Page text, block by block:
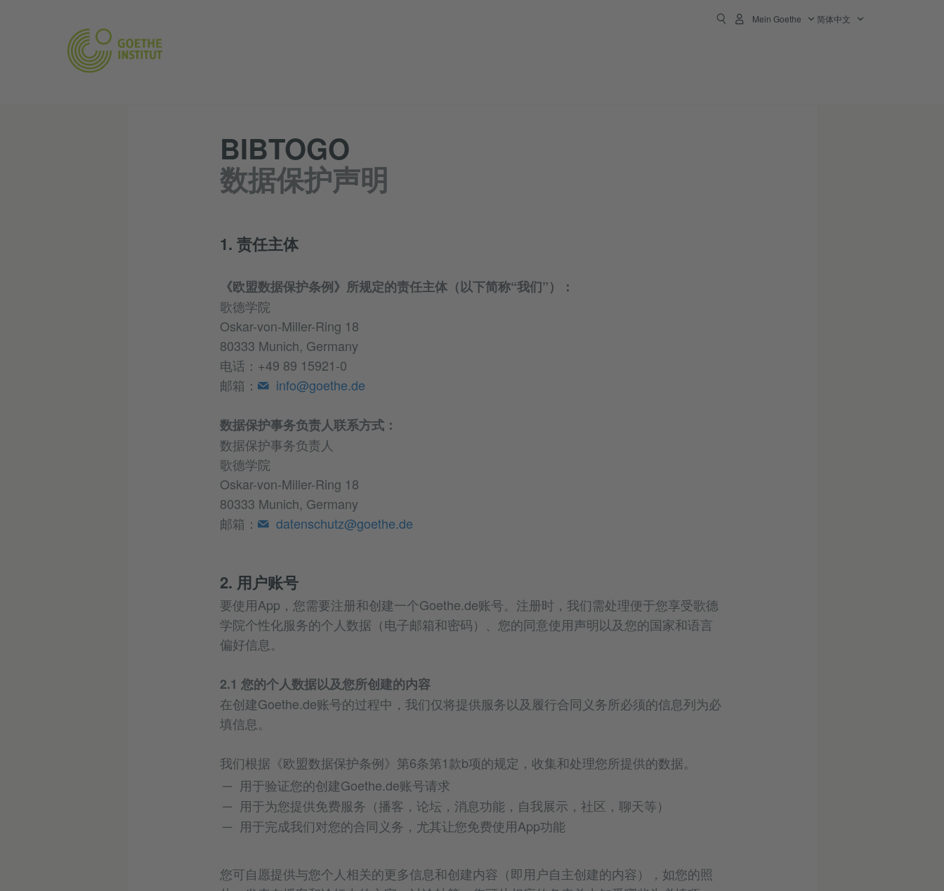
Mein Goethe 简体中文
BIBTOGO
数据保护声明
1. 责任主体
《欧盟数据保护条例》所规定的责任主体（以下简称“我们”）：
歌德学院
Oskar-von-Miller-Ring 18
80333 Munich, Germany
电话：+49 89 15921-0
邮箱：
info@goethe.de
数据保护事务负责人联系方式：
数据保护事务负责人
歌德学院
Oskar-von-Miller-Ring 18
80333 Munich, Germany
邮箱：
datenschutz@goethe.de
2. 用户账号
要使用App，您需要注册和创建一个Goethe.de账号。注册时，我们需处理便于您享受歌德
学院个性化服务的个人数据（电子邮箱和密码）、您的同意使用声明以及您的国家和语言
偏好信息。
2.1 您的个人数据以及您所创建的内容
在创建Goethe.de账号的过程中，我们仅将提供服务以及履行合同义务所必须的信息列为必
填信息。
我们根据《欧盟数据保护条例》第6条第1款b项的规定，收集和处理您所提供的数据。
用于验证您的创建Goethe.de账号请求
用于为您提供免费服务（播客，论坛，消息功能，自我展示，社区，聊天等）
用于完成我们对您的合同义务，尤其让您免费使用App功能
您可自愿提供与您个人相关的更多信息和创建内容（即用户自主创建的内容），如您的照